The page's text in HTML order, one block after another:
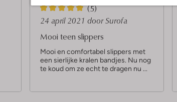
5
S
t
e
r
e
(5)
24 april 2021 door Surofa
Mooi teen slippers
Mooi en comfortabel slippers met
een sierlijke kralen bandjes. Nu nog
te koud om ze echt te dragen nu ...